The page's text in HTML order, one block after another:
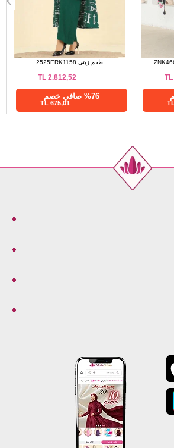
طقم زيتي 2525ERK1158
2.812,52
%76 صافي خصم
675,01 TL
TL